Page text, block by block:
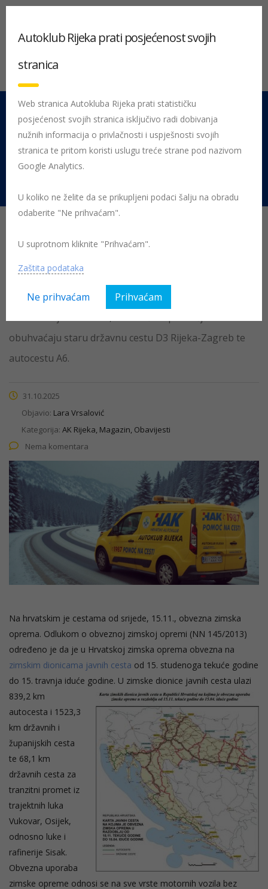
051 212 442 Centrala
Pon - Pet 08:00 - 16:00
Rujevica 9/1, 51000 Rijeka
Od 15. 11. obveza vožnje
sa zimskom opremom!
Zimska oprema obvezna je od 15. studenoga tekuće
godine do 15. travnja iduće godine na zimskim
obuhvaćaju staru državnu cestu D3 Rijeka-Zagreb te
autocestu A6.
31.10.2025
Objavio: Lara Vrsalović
Kategorija: AK Rijeka, Magazin, Obavijesti
Nema komentara
Na hrvatskim je cestama od srijede, 15.11., obvezna zimska
oprema. Odlukom o obveznoj zimskoj opremi (NN 145/2013)
određeno je da je u Hrvatskoj zimska oprema obvezna na
zimskim dionicama javnih cesta od 15. studenoga tekuće godine
do 15. travnja iduće godine. U zimske dionice javnih cesta ulazi
839,2 km
autocesta i 1523,3
km državnih i
županijskih cesta
te 68,1 km
državnih cesta za
tranzitni promet iz
trajektnih luka
Vukovar, Osijek,
odnosno luke i
rafinerije Sisak.
Obvezna uporaba
zimske opreme odnosi se na sve vrste motornih vozila bez
Autoklub Rijeka prati posjećenost svojih
stranica
Web stranica Autokluba Rijeka prati statističku
posjećenost svojih stranica isključivo radi dobivanja
nužnih informacija o privlačnosti i uspješnosti svojih
stranica te pritom koristi uslugu treće strane pod nazivom
Google Analytics.
U koliko ne želite da se prikupljeni podaci šalju na obradu
odaberite "Ne prihvaćam".
U suprotnom kliknite "Prihvaćam".
Zaštita podataka
Ne prihvaćam Prihvaćam